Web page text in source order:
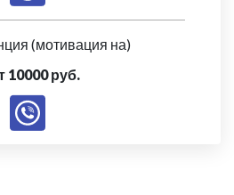
(мотивация на)
10000 руб.